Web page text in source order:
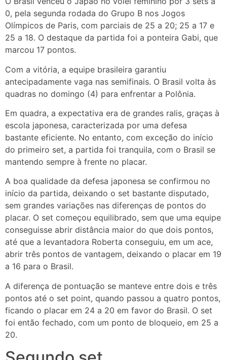
0, pela segunda rodada do Grupo B nos Jogos
Olímpicos de Paris, com parciais de 25 a 20; 25 a 17 e
25 a 18. O destaque da partida foi a ponteira Gabi, que
marcou 17 pontos.
Com a vitória, a equipe brasileira garantiu
antecipadamente vaga nas semifinais. O Brasil volta às
quadras no domingo (4) para enfrentar a Polônia.
Em quadra, a expectativa era de grandes ralis, graças à
escola japonesa, caracterizada por uma defesa
bastante eficiente. No entanto, com exceção do início
do primeiro set, a partida foi tranquila, com o Brasil se
mantendo sempre à frente no placar.
A boa qualidade da defesa japonesa se confirmou no
início da partida, deixando o set bastante disputado,
sem grandes variações nas diferenças de pontos do
placar. O set começou equilibrado, sem que uma equipe
conseguisse abrir distância maior do que dois pontos,
até que a levantadora Roberta conseguiu, em um ace,
abrir três pontos de vantagem, deixando o placar em 19
a 16 para o Brasil.
A diferença de pontuação se manteve entre dois e três
pontos até o set point, quando passou a quatro pontos,
ficando o placar em 24 a 20 em favor do Brasil. O set
foi então fechado, com um ponto de bloqueio, em 25 a
20.